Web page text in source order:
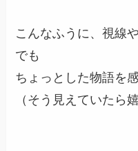
こんなふうに、視線
でも
ちょっとした物語を
（そう見えていたら